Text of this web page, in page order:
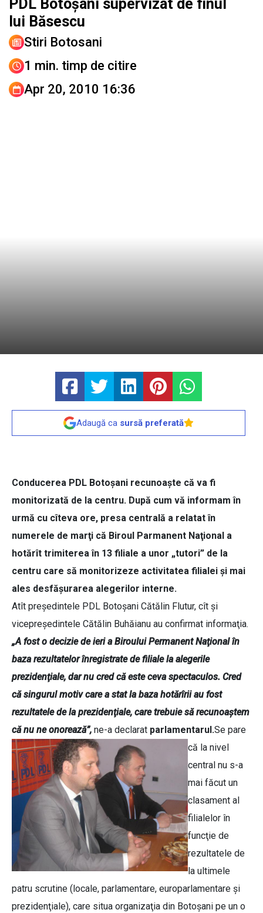
PDL Botoşani supervizat de finul
lui Băsescu
Stiri Botosani
1 min. timp de citire
Apr 20, 2010 16:36
Adaugă ca sursă preferată
Conducerea PDL Botoşani recunoaşte că va fi
monitorizată de la centru. După cum vă informam în
urmă cu cîteva ore, presa centrală a relatat în
numerele de marţi că Biroul Parmanent Naţional a
hotărît trimiterea în 13 filiale a unor „tutori” de la
centru care să monitorizeze activitatea filialei şi mai
ales desfăşurarea alegerilor interne.
Atît preşedintele PDL Botoşani Cătălin Flutur, cît şi
vicepreşedintele Cătălin Buhăianu au confirmat informaţia.
„A fost o decizie de ieri a Biroului Permanent Naţional în
baza rezultatelor înregistrate de filiale la alegerile
prezidenţiale, dar nu cred că este ceva spectaculos. Cred
că singurul motiv care a stat la baza hotărîrii au fost
rezultatele de la prezidenţiale, care trebuie să recunoaştem
că nu ne onorează”, ne-a declarat parlamentarul.Se pare
că la nivel
central nu s-a
mai făcut un
clasament al
filialelor în
funcţie de
rezultatele de
la ultimele
patru scrutine (locale, parlamentare, europarlamentare şi
prezidenţiale), care situa organizaţia din Botoşani pe un o